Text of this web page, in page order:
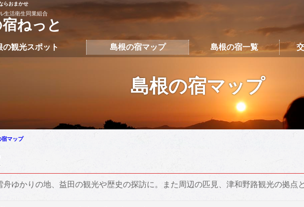
らおまかせ
生活衛生同業組合
ねっと
の観光スポット 島根の宿マップ 島根の宿一覧
島根の宿マップ
宿マップ
舟ゆかりの地、益田の観光や歴史の探訪に。また周辺の匹見、津和野路観光の拠点